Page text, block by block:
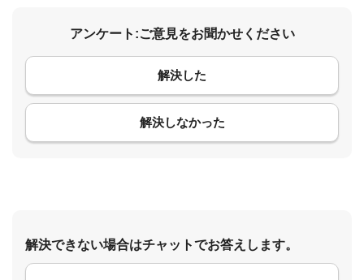
アンケート:ご意見をお聞かせください
解決した
解決しなかった
コメント
解決できない場合はチャットでお答えします。